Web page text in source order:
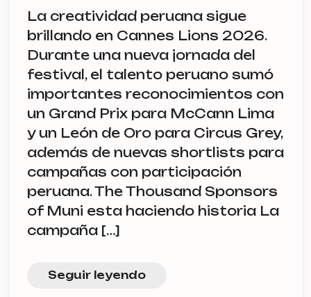
La creatividad peruana sigue
brillando en Cannes Lions 2026.
Durante una nueva jornada del
festival, el talento peruano sumó
importantes reconocimientos con
un Grand Prix para McCann Lima
y un León de Oro para Circus Grey,
además de nuevas shortlists para
campañas con participación
peruana. The Thousand Sponsors
of Muni esta haciendo historia La
campaña […]
Seguir leyendo